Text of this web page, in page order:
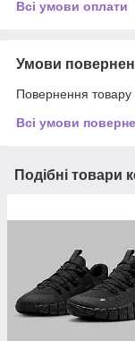
Всі умови оплати
Умови
Повернення товару
Всі умови
Подібні товари